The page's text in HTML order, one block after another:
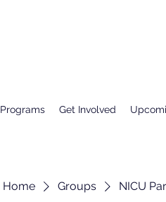
Programs Get Involved
Home Groups NICU